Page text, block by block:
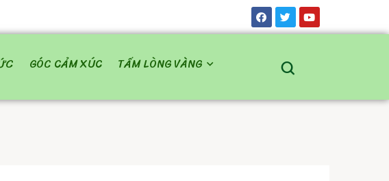
GÓC CẢM XÚC TẤM LÒNG VÀNG